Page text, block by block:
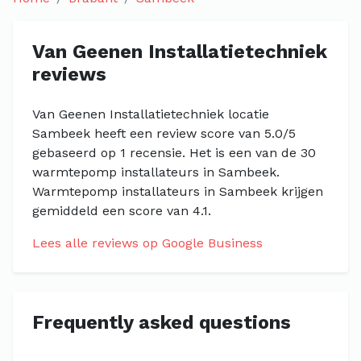
Van Geenen Installatietechniek
reviews
Van Geenen Installatietechniek locatie
Sambeek heeft een review score van 5.0/5
gebaseerd op 1 recensie. Het is een van de 30
warmtepomp installateurs in Sambeek.
Warmtepomp installateurs in Sambeek krijgen
gemiddeld een score van 4.1.
Lees alle reviews op Google Business
Frequently asked questions